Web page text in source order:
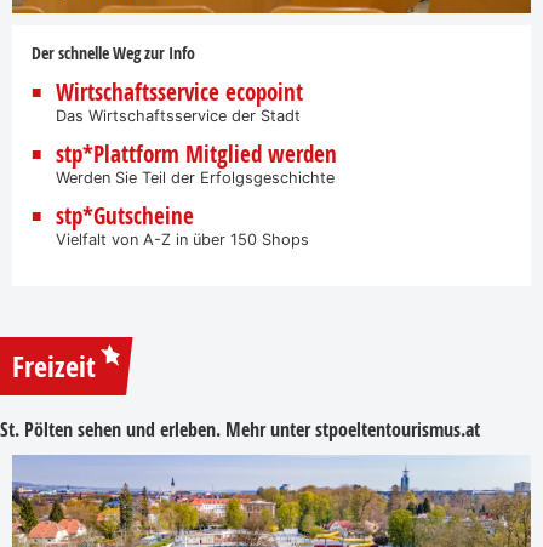
Der schnelle Weg zur Info
Wirtschaftsservice ecopoint
Das Wirtschaftsservice der Stadt
stp*Plattform Mitglied werden
Werden Sie Teil der Erfolgsgeschichte
stp*Gutscheine
Vielfalt von A-Z in über 150 Shops
Freizeit
St. Pölten sehen und erleben. Mehr unterstpoeltentourismus.at